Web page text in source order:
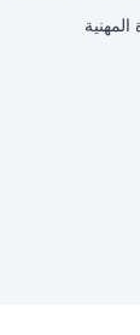
المهنية